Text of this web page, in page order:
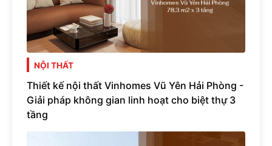
NỘI THẤT
Thiết kế nội thất Vinhomes Vũ Yên Hải Phòng -
Giải pháp không gian linh hoạt cho biệt thự 3
tầng